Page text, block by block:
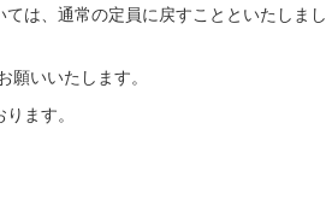
は、通常の定員に戻すことといたしまし
いいたします。
ます。